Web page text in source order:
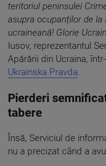
teritoriul peninsulei
asupra ocupanților de
ucraineană! Glorie
Iusov, reprezentantul
Apărării din Ucraina,
Ukrainska Pravda.
Pierderi
tabere
Însă, Serviciul de
nu a precizat când a